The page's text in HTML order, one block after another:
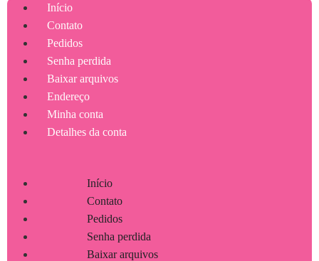
Início
Contato
Pedidos
Senha perdida
Baixar arquivos
Endereço
Minha conta
Detalhes da conta
Início
Contato
Pedidos
Senha perdida
Baixar arquivos